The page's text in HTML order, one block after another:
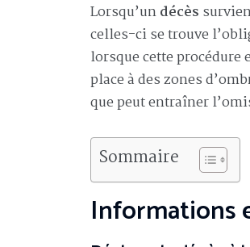
Lorsqu’undécès
celles-ci se trouve
lorsque cette procédure
place à des zones
que peut entraîner
Sommaire
Informations